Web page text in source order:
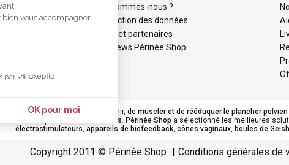
Qui sommes-nous ?
Protection des données
Liens et partenaires
Les news Périnée Shop
! Il est donc primordial d'entretenir, de muscler et de rééduquer le plancher pelvien
fuites urinaires. Périnée Shop a sélectionné les meilleures
électrostimulateurs, appareils de biofeedback, cônes vaginaux, boules de
Copyright 2011 © Périnée Shop Conditions générales de
bien vous accompagner
par
OK pour moi
: Personnalisez vos Options
et de gérer vos paramètres de confidentialité, en